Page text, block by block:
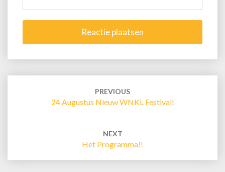
PREVIOUS
24 Augustus Nieuw WNKL Festival!
NEXT
Het Programma!!